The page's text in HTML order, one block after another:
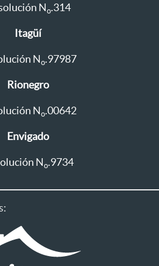
No.314
Itagüí
No.97987
Rionegro
No.00642
Envigado
No.9734